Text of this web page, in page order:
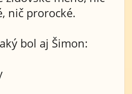
nič prorocké.
bol aj Šimon: